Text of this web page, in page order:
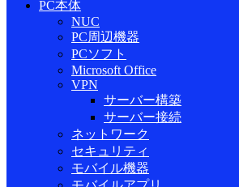
PC本体
NUC
PC周辺機器
PCソフト
Microsoft Office
VPN
サーバー構築
サーバー接続
ネットワーク
セキュリティ
モバイル機器